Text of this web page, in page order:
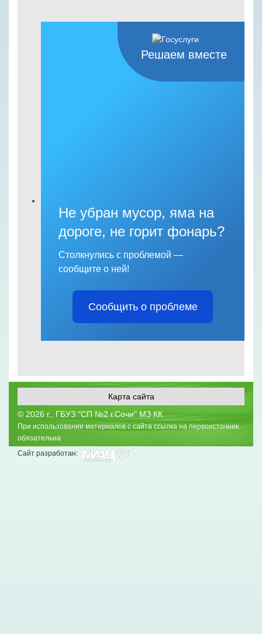
Решаем вместе
Не убран мусор, яма на
дороге, не горит фонарь?
Столкнулись с проблемой —
сообщите о ней!
Сообщить о проблеме
Карта сайта
© 2026 г., ГБУЗ "СП №2 г.Сочи" МЗ КК
При использовании материалов с сайта ссылка на первоисточник
обязательна
Сайт разработан: